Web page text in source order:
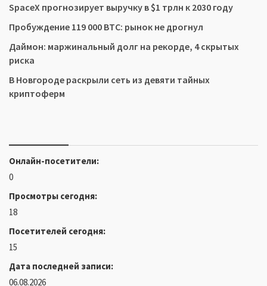
SpaceX прогнозирует выручку в $1 трлн к 2030 году
Пробуждение 119 000 BTC: рынок не дрогнул
Даймон: маржинальный долг на рекорде, 4 скрытых
риска
В Новгороде раскрыли сеть из девяти тайных
криптоферм
Онлайн-посетители:
0
Просмотры сегодня:
18
Посетителей сегодня:
15
Дата последней записи:
06.08.2026